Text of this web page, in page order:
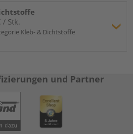
/ Stk.
Kleb- & Dichtstoffe
und Partner